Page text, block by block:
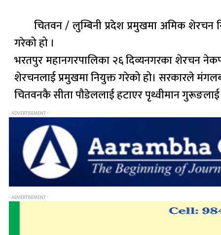
चितवन / लुम्बिनी प्रदेश प्रमुखमा अमिक
गरेको हो ।
भरतपुर महानगरपालिका २६ दिव्यनगरका शेरचन
शेरचनलाई प्रमुखमा नियुक्त गरेको हो। सरकारले
चितवनकै सीता पौडेललाई हटाएर पृथ्वीमान
- ADVERTISEMENT -
- ADVERTISEMENT -